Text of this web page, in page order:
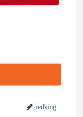
redking